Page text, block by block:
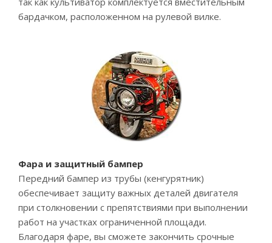
бардачком, расположенном на рулевой вилке.
Фара и защитный бампер
Передний бампер из трубы (кенгурятник)
обеспечивает защиту важных деталей двигателя
при столкновении с препятствиями при выполнении
работ на участках ограниченной площади.
Благодаря фаре, вы сможете закончить срочные